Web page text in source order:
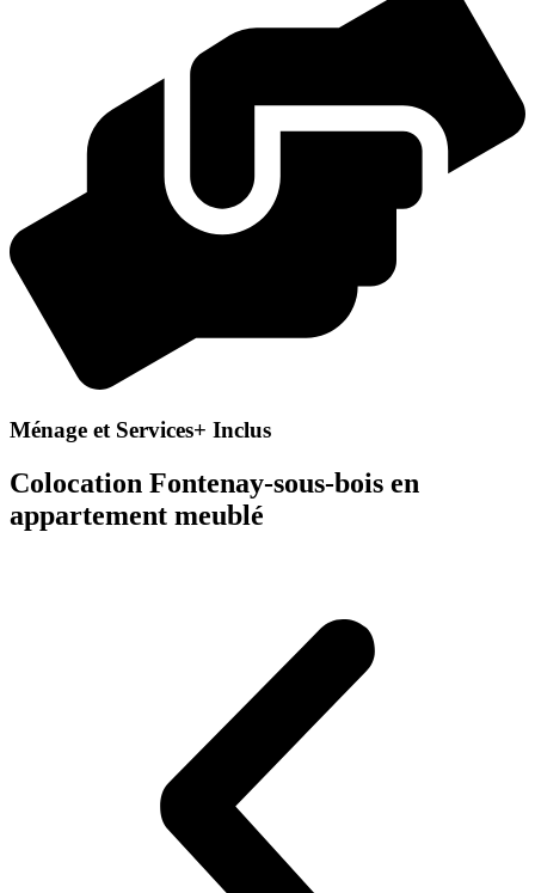
Ménage et Services+ Inclus
Colocation Fontenay-sous-bois en
appartement meublé